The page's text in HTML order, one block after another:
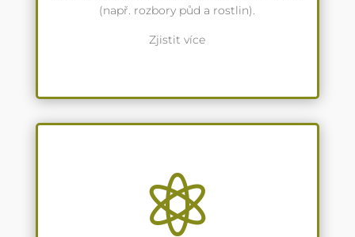
(např. rozbory půd a rostlin).
Zjistit více
